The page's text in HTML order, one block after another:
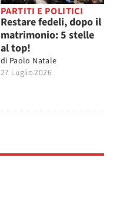
PARTITI E POLITICI
Restare fedeli, dopo il
matrimonio: 5 stelle
al top!
di Paolo Natale
27 Luglio 2026